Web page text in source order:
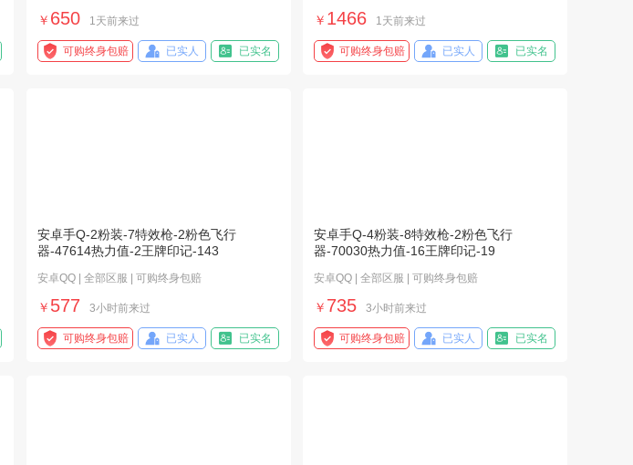
￥ 650 1天前来过
可购终身包赔 已实人 已实名
￥ 1466 1天前来过
可购终身包赔 已实人 已实名
安卓手Q-2粉装-7特效枪-2粉色飞行
器-47614热力值-2王牌印记-143
安卓QQ | 全部区服 | 可购终身包赔
￥ 577 3小时前来过
可购终身包赔 已实人 已实名
安卓手Q-4粉装-8特效枪-2粉色飞行
器-70030热力值-16王牌印记-19
安卓QQ | 全部区服 | 可购终身包赔
￥ 735 3小时前来过
可购终身包赔 已实人 已实名